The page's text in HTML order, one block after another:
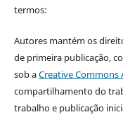
termos:
Autores mantém os
de primeira publicação,
sob aCreative
compartilhamento do
trabalho e publicação